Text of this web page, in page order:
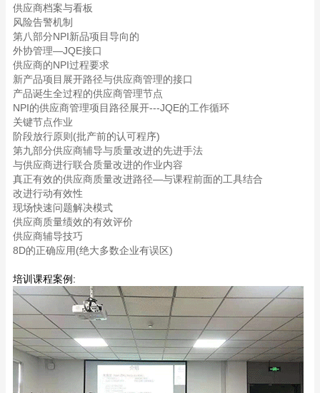
供应商档案与看板
风险告警机制
第八部分NPI新品项目导向的
外协管理—JQE接口
供应商的NPI过程要求
新产品项目展开路径与供应商管理的接口
产品诞生全过程的供应商管理节点
NPI的供应商管理项目路径展开---JQE的工作循环
关键节点作业
阶段放行原则(批产前的认可程序)
第九部分供应商辅导与质量改进的先进手法
与供应商进行联合质量改进的作业内容
真正有效的供应商质量改进路径—与课程前面的工具结合
改进行动有效性
现场快速问题解决模式
供应商质量绩效的有效评价
供应商辅导技巧
8D的正确应用(绝大多数企业有误区)
培训课程案例: